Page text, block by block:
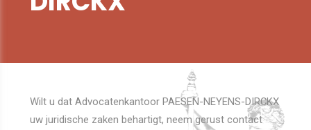
Wilt u dat Advocatenkantoor PAESEN-NEYENS-DIRCKX
uw juridische zaken behartigt, neem gerust contact